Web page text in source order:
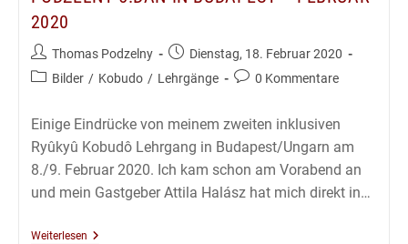
2020
Beitrags-
Autor:
Thomas Podzelny
Beitrag
veröffentlicht:
Dienstag, 18. Februar 2020
Beitrags-
Bilder / Kobudo / Lehrgänge
Beitrags-
0 Kommentare
Einige Eindrücke von meinem zweiten inklusiven
Ryûkyû Kobudô Lehrgang in Budapest/Ungarn am
8./9. Februar 2020. Ich kam schon am Vorabend an
und mein Gastgeber Attila Halász hat mich direkt in…
WeiterlesenKobudô